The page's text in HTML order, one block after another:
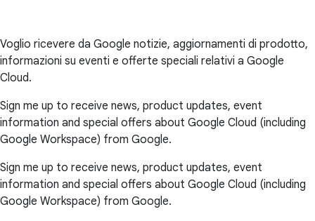
Voglio ricevere da Google notizie, aggiornamenti di prodotto,
informazioni su eventi e offerte speciali relativi a Google
Cloud.
Sign me up to receive news, product updates, event
information and special offers about Google Cloud (including
Google Workspace) from Google.
Sign me up to receive news, product updates, event
information and special offers about Google Cloud (including
Google Workspace) from Google.